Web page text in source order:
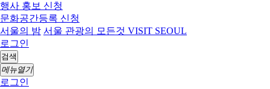
행사 홍보 신청
문화공간등록 신청
서울의 밤 서울 관광의 모든것 VISIT SEOUL
로그인
검색
메뉴열기
로그인